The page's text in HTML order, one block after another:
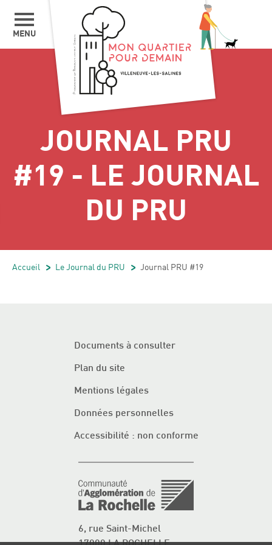
MENU
JOURNAL PRU
#19 - LE JOURNAL
DU PRU
Accueil Le Journal du PRU Journal PRU #19
Documents à consulter
Plan du site
Mentions légales
Données personnelles
Accessibilité : non conforme
6, rue Saint-Michel